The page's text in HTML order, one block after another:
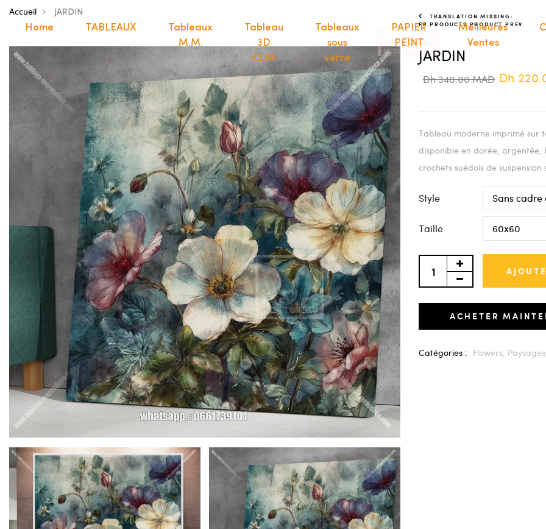
Home TABLEAUX
Tableaux
M.M.
Tableau
3D
CLAY
Tableaux
sous
verre
PAPIER
PEINT
Meilleures
Ventes
Accueil JARDIN
TRANSLATION MISSING:
FR.PRODUCTS.PRODUCT.PREV
JARDIN
Dh 340.00 MAD Dh
Tableau moderne imprimé sur
disponible en dorée, argentée,
crochets suédois de
Style
Taille
ACHETER
Catégories : Flowers,